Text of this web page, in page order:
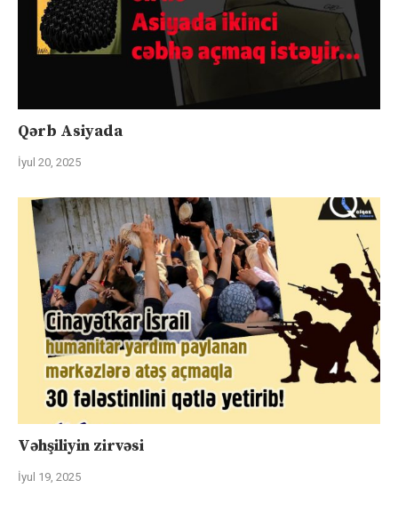
Qərb Asiyada
İyul 20, 2025
Vəhşiliyin zirvəsi
İyul 19, 2025